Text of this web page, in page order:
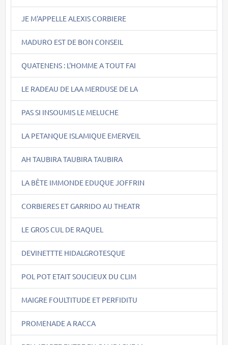
JE M'APPELLE ALEXIS CORBIERE
MADURO EST DE BON CONSEIL
QUATENENS : L'HOMME A TOUT FAI
LE RADEAU DE LAA MERDUSE DE LA
PAS SI INSOUMIS LE MELUCHE
LA PETANQUE ISLAMIQUE EMERVEIL
AH TAUBIRA TAUBIRA TAUBIRA
LA BÊTE IMMONDE EDUQUE JOFFRIN
CORBIERES ET GARRIDO AU THEATR
LE GROS CUL DE RAQUEL
DEVINETTTE HIDALGROTESQUE
POL POT ETAIT SOUCIEUX DU CLIM
MAIGRE FOULTITUDE ET PERFIDITU
PROMENADE A RACCA